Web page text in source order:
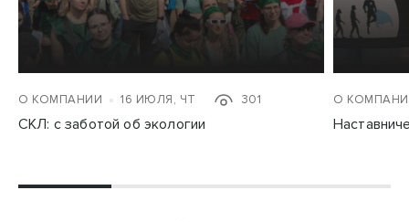
О КОМПАНИИ 16 ИЮЛЯ, ЧТ 301
СКЛ: с заботой об экологии
О